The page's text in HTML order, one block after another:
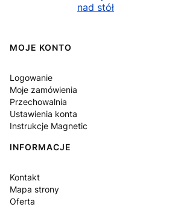
nad stół
Linki w stopce
MOJE KONTO
Logowanie
Moje zamówienia
Przechowalnia
Ustawienia konta
Instrukcje Magnetic
INFORMACJE
Kontakt
Mapa strony
Oferta